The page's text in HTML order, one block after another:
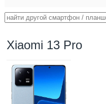
Xiaomi 13 Pro